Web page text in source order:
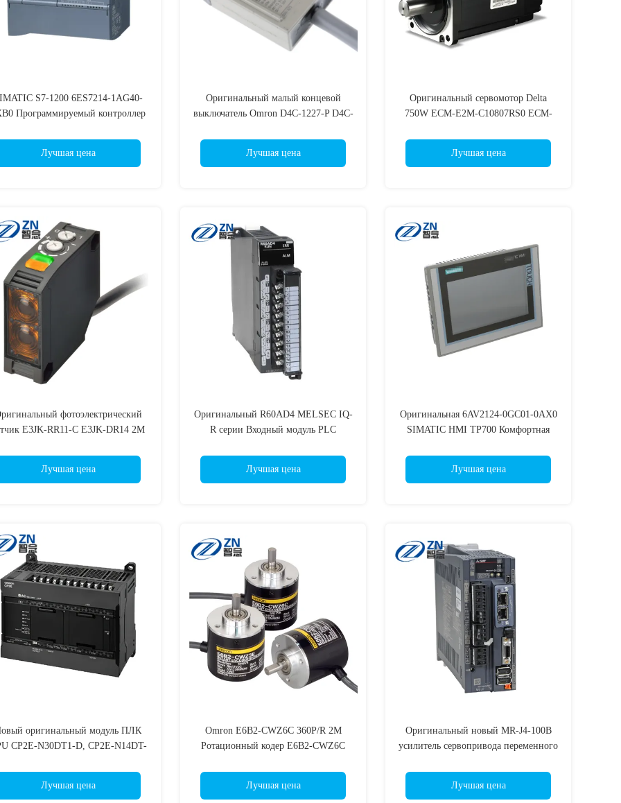
S7-1200 6ES7214-1AG40-
Программируемый контроллер
0XB0 6ES7215-1BG40-0XB0
6ES7212-1AE40-0XB0 6ES7515-
Лучшая цена
Оригинальный малый концевой
выключатель Omron D4C-1227-P D4C-
1229-P D4C-1231 D4C-1201 D4C-1202
D4C-1203 D4C-1210 D4C-1250 D4C-
Лучшая цена
Оригинальный сервомотор Delta
750W ECM-E2M-C10807RS0 ECM-
C10602SS0 ECM-E2M-C10604RS0
ECM-E2M-C10604SS0 ECM-E2M-
ECM-E2M-C10807SS0
Лучшая цена
фотоэлектрический
E3JK-RR11-C E3JK-DR14 2M
E3JK-RR13 2M E3JK-TR11-C 2M
Лучшая цена
Оригинальный R60AD4 MELSEC IQ-
R серии Входный модуль PLC
R60ADH4 R60ADI8-HA R60AD8-G
R60AD16-G R60AD6-DG R60DA4
Лучшая цена
Оригинальная 6AV2124-0GC01-0AX0
SIMATIC HMI TP700 Комфортная
0QC02-0AX1 6AV2124-0UC02-0AX1
Лучшая цена
оригинальный модуль ПЛК
CP2E-N30DT1-D, CP2E-N14DT-
N20DT1-D, CP2E-N30DR-A,
CP2E-N30DR-D, CP2E-N30DT-D,
Лучшая цена
Omron E6B2-CWZ6C 360P/R 2M
Ротационный кодер E6B2-CWZ6C
CWZ3E E6B2-CWZ1X E6A2-CWZ3C
E6A2-CWZ3E E6A2-CWZ5C E6A2-
Лучшая цена
Оригинальный новый MR-J4-100B
усилитель сервопривода переменного
40B MR-J4-60B MR-J4-70B MR-J4-
200B MR-J4-350B MR-J4-500B MR-J4-
Лучшая цена